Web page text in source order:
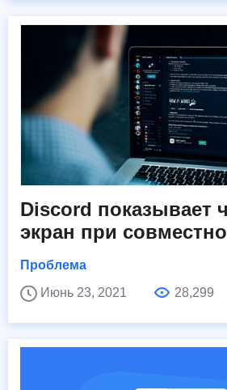
Discord показывает
экран при
Проблема
Июнь 23, 2021
28,299